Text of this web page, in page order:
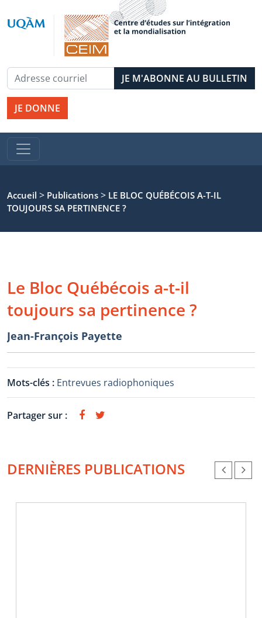
JE DONNE
Accueil > Publications > LE BLOC QUÉBÉCOIS A-T-IL
TOUJOURS SA PERTINENCE ?
Le Bloc Québécois a-t-il
toujours sa pertinence ?
Jean-François Payette
Mots-clés : Entrevues radiophoniques
Partager sur :
DERNIÈRES PUBLICATIONS